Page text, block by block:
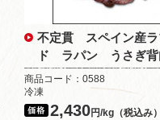
不定貫 スペイン産ラ
ド ラパン うさぎ背
商品コード：0588
冷凍
2,430円/kg（税込み